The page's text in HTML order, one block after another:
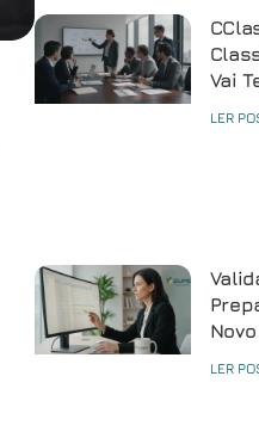
Vai
LER
LER